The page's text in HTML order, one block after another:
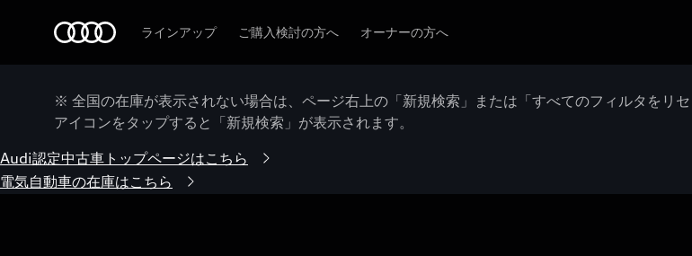
ラインアップ ご購入検討の方へ オーナーの方へ
※ 全国の在庫が表示されない場合は、ページ右上の「新規検索」または「すべてのフィルタをリ
アイコンをタップすると「新規検索」が表示されます。
Audi認定中古車トップページはこちら
電気自動車の在庫はこちら